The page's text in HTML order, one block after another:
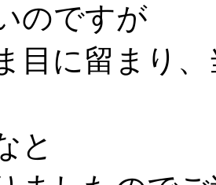
のですが
目に留まり
と